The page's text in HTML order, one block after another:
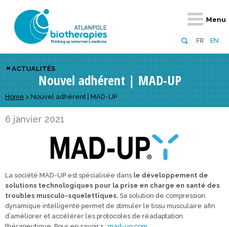
FR EN
Menu
Retour
À propos
Présentation du pôle
Domaines d’excellence
Retour
Equipe
Conseil d’administration
Comité scientifique
Retour
Notre réseau
Membres du pôle
Partenaires
Réseau européen
Retour
Actus, événements, AAP
Actualités
Événements
Appels à projets
Retour
régionaux
Retour
Notre offre
Diversifiez votre réseau
Visez l’international
Développez vos projets d’innovation
Gagnez en visibilité
Retour
Nous rejoindre
En tant qu’adhérent
En tant que partenaire
Retour
Emploi
Offres d’emploi
Candidatures
ACTUALITÉS
Nouvel adhérent | MAD-UP
Home > Nouvel adhérent | MAD-UP
6 janvier 2021
La société MAD-UP est spécialisée dans le développement de
solutions technologiques pour la prise en charge en santé des
troubles musculo-squelettiques. Sa solution de compression
dynamique intelligente permet de stimuler le tissu musculaire afin
d’améliorer et accélérer les protocoles de réadaptation